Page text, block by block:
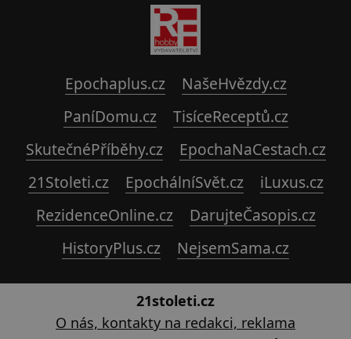
Epochaplus.cz
NašeHvězdy.cz
PaníDomu.cz
TisíceReceptů.cz
SkutečnéPříběhy.cz
EpochaNaCestach.cz
21Stoleti.cz
EpochálníSvět.cz
iLuxus.cz
RezidenceOnline.cz
DarujteČasopis.cz
HistoryPlus.cz
NejsemSama.cz
21stoleti.cz
O nás, kontakty na redakci, reklama